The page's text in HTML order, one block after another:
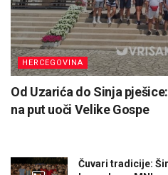
HERCEGOVINA
Od Uzarića do Sinja
na put uoči Velike Gospe
Čuvari tradicije: